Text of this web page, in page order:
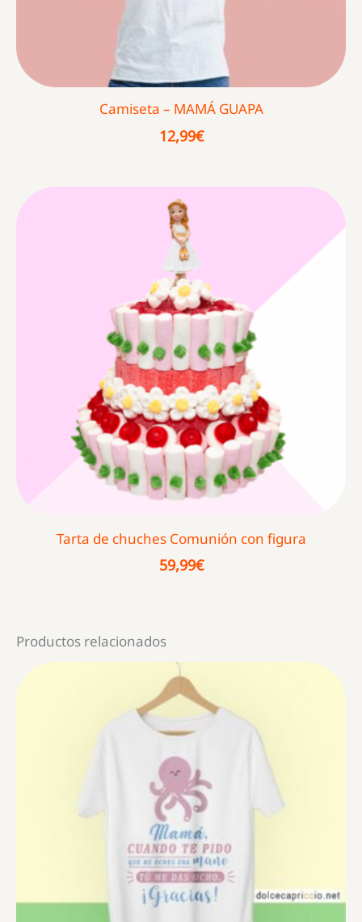
Camiseta – MAMÁ GUAPA
12,99€
Tarta de chuches Comunión con figura
59,99€
Productos relacionados